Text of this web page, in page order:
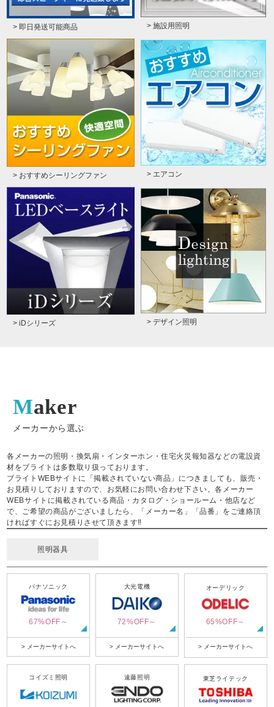
> 即日発送可能商品 > 施設用照明
> おすすめシーリングファン > エアコン
> iDシリーズ > デザイン照明
Maker
メーカーから選ぶ
各メーカーの照明・換気扇・インターホン・住宅火災報知器などの電設資
材をブライトは多数取り扱っております。
ブライトWEBサイトに「掲載されていない商品」につきましても、販売・
お見積りしておりますので、お気軽にお問い合わせ下さい。各メーカー
WEBサイトに掲載されている商品・カタログ・ショールーム・他店など
で、ご希望の商品がございましたら、「メーカー名」「品番」をご連絡頂
ければすぐにお見積りさせて頂きます‼
照明器具
パナソニック
67%OFF～
> メーカーサイトへ
大光電機
72%OFF～
> メーカーサイトへ
オーデリック
65%OFF～
> メーカーサイトへ
コイズミ照明 遠藤照明 東芝ライテック